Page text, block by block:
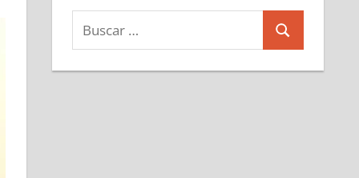
Buscar:
Buscar